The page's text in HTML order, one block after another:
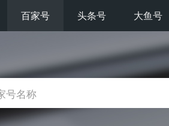
百家号 头条号 大鱼号